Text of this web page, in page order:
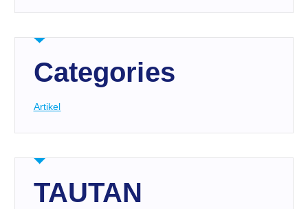
Categories
Artikel
TAUTAN